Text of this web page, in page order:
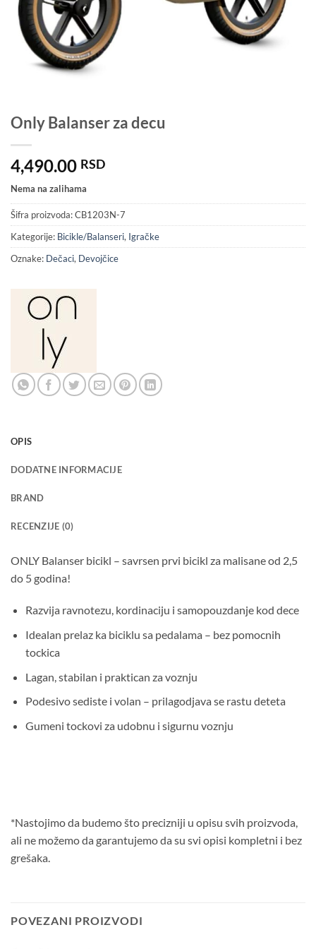
Only Balanser za decu
4,490.00 RSD
Nema na zalihama
Šifra proizvoda:CB1203N-7
Kategorije: Bicikle/Balanseri, Igračke
Oznake: Dečaci, Devojčice
OPIS
DODATNE INFORMACIJE
BRAND
RECENZIJE (0)
ONLY Balanser bicikl – savrsen prvi bicikl za malisane od 2,5
do 5 godina!
Razvija ravnotezu, kordinaciju i samopouzdanje kod dece
Idealan prelaz ka biciklu sa pedalama – bez pomocnih
tockica
Lagan, stabilan i praktican za voznju
Podesivo sediste i volan – prilagodjava se rastu deteta
Gumeni tockovi za udobnu i sigurnu voznju
*Nastojimo da budemo što precizniji u opisu svih proizvoda,
ali ne možemo da garantujemo da su svi opisi kompletni i bez
grešaka.
POVEZANI PROIZVODI